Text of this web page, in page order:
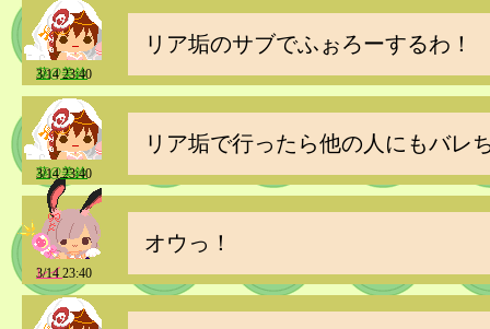
リア垢のサブでふぉろーするわ！
葵@美鈴
3/14 23:40
リア垢で行ったら他の人にもバレ
葵@美鈴
3/14 23:40
オウっ！
レイ
3/14 23:40